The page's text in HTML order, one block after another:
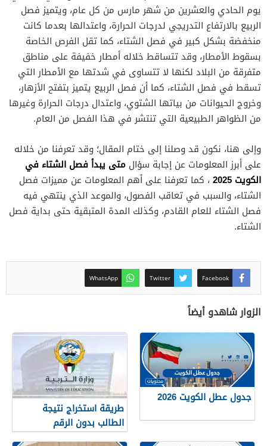
يوم الحادي والعشرين من شهر مارس من كل عام، ويتميز فصل
الربيع بالارتفاع التدريجي لدرجات الحرارة، واعتدالها بعدما كانت
منخفضة بشكل كبير في فصل الشتاء، كما تقل الفرص الخاصة
بسقوط الأمطار، وقد تتساقط خلاله أمطار خفيفة على مناطق
متفرقة من البلاد لكنها لا تتساوى في شدتها مع الأمطار التي
تسقط في فصل الشتاء، كما أن فصل الربيع يتميز بتفتح الأزهار،
وخروج الحيوانات من بياتها الشتوي، واعتدال درجات الحرارة وغيرها
من الظواهر الطبيعية التي تنتشر في هذا الفصل من العام.
وإلى هنا، نكون قد وصلنا إلى ختام المقال؛ وقد تعرفنا من خلاله
على أبرز المعلومات عن إجابة سؤال متى يبدأ فصل الشتاء في
الكويت 2025
، كما تعرفنا على أهم المعلومات عن مميزات فصل
الشتاء، والسبب في تعاقب الفصول، والموعد الذي ينتهي فيه
فصل الشتاء للعام القادم، وكذلك المدة المتبقية حتى بداية فصل
الشتاء.
Facebook
Twitter
WhatsApp
الزوار شاهدو أيضاً
جدول عطل الكويت 2026
طريقة استخراج نتيجة
الطالب بدون الرقم
التسلسلي في الكويت